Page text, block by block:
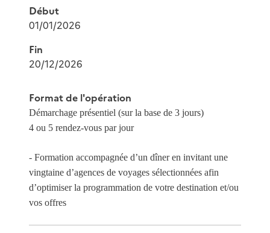
Début
01/01/2026
Fin
20/12/2026
Format de l'opération
Démarchage présentiel (sur la base de 3 jours)
4 ou 5 rendez-vous par jour
- Formation accompagnée d’un dîner en invitant une
vingtaine d’agences de voyages sélectionnées afin
d’optimiser la programmation de votre destination et/ou
vos offres